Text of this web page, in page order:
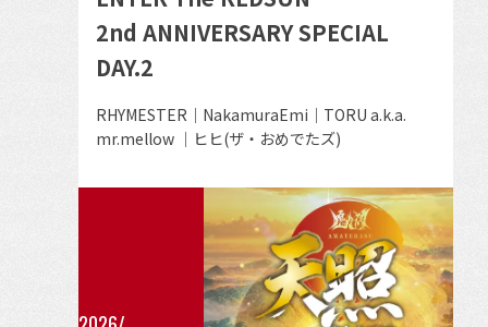
2nd ANNIVERSARY SPECIAL
DAY.2
出
演
RHYMESTER｜NakamuraEmi｜TORU a.k.a.
mr.mellow ｜ヒヒ(ザ・おめでたズ)
詳
細
を
る